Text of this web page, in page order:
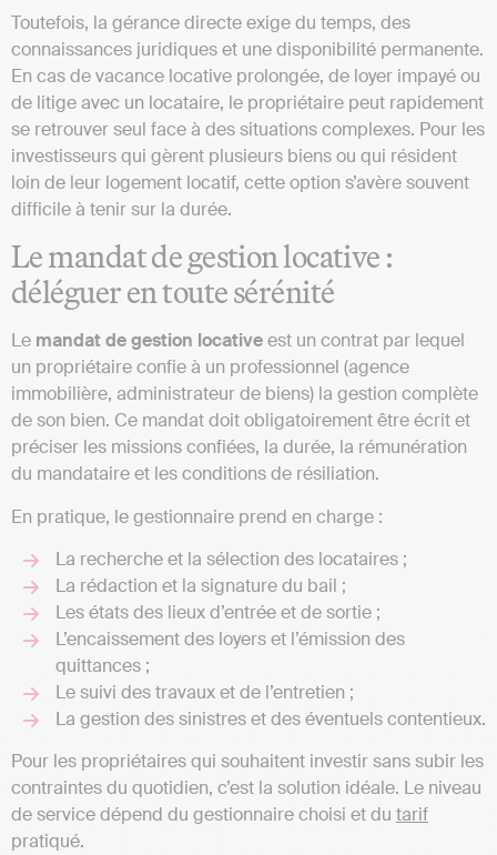
Toutefois, la gérance directe exige du temps, des
connaissances juridiques et une disponibilité permanente.
En cas de vacance locative prolongée, de loyer impayé ou
de litige avec un locataire, le propriétaire peut rapidement
se retrouver seul face à des situations complexes. Pour les
investisseurs qui gèrent plusieurs biens ou qui résident
loin de leur logement locatif, cette option s’avère souvent
difficile à tenir sur la durée.
Le mandat de gestion locative :
déléguer en toute sérénité
Le mandat de gestion locativeest un contrat par lequel
un propriétaire confie à un professionnel (agence
immobilière, administrateur de biens) la gestion complète
de son bien. Ce mandat doit obligatoirement être écrit et
préciser les missions confiées, la durée, la rémunération
du mandataire et les conditions de résiliation.
En pratique, le gestionnaire prend en charge :
La recherche et la sélection des locataires ;
La rédaction et la signature du bail ;
Les états des lieux d’entrée et de sortie ;
L’encaissement des loyers et l’émission des
quittances ;
Le suivi des travaux et de l’entretien ;
La gestion des sinistres et des éventuels contentieux.
Pour les propriétaires qui souhaitent investir sans subir les
contraintes du quotidien, c’est la solution idéale. Le niveau
de service dépend du gestionnaire choisi et du tarif
pratiqué.